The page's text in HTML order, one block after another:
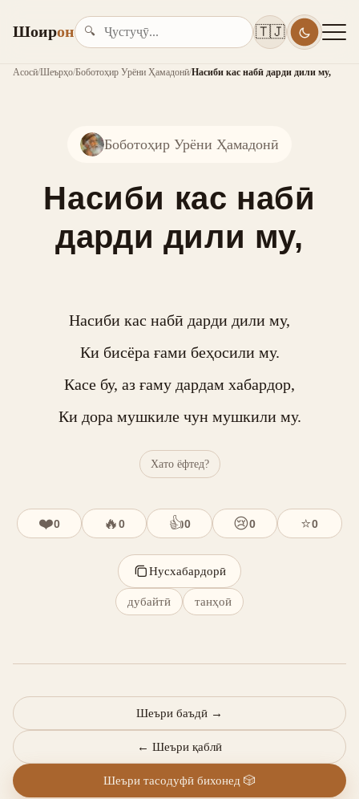
Шоирон 🔍 🇹🇯
Асосӣ/Шеърҳо/Боботоҳир Урёни Ҳамадонӣ/Насиби кас набӣ дарди дили му,
Боботоҳир Урёни Ҳамадонӣ
Насиби кас набӣ
дарди дили му,
Насиби кас набӣ дарди дили му,
Ки бисёра ғами беҳосили му.
Касе бу, аз ғаму дардам хабардор,
Ки дора мушкиле чун мушкили му.
Хато ёфтед?
❤️0 🔥0 👍0 😢0 ⭐0
Нусхабардорӣ
дубайтӣ танҳоӣ
← Шеъри қаблӣ
Шеъри баъдӣ →
Шеъри тасодуфӣ бихонед 🎲